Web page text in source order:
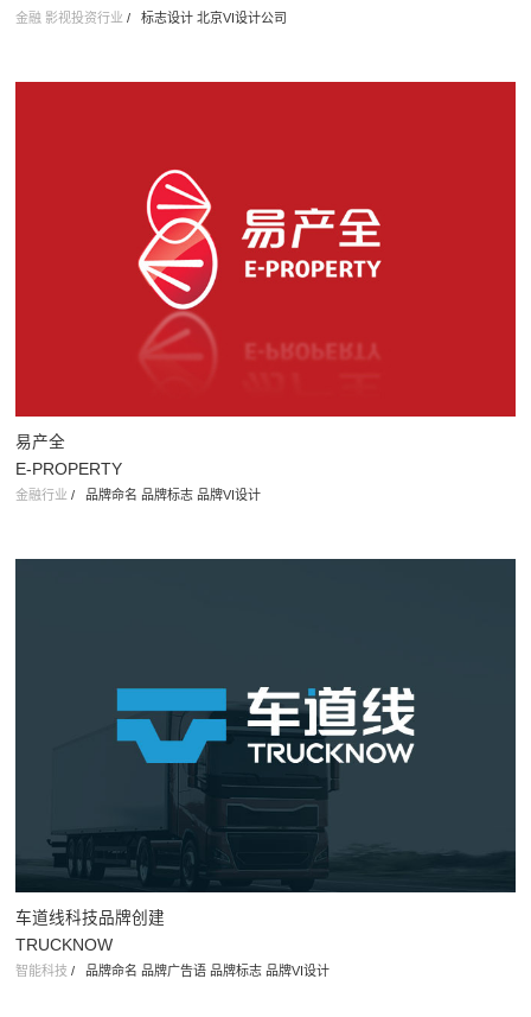
金融 影视投资行业 / 标志设计 北京VI设计公司
易产全
E-PROPERTY
金融行业 / 品牌命名 品牌标志 品牌VI设计
车道线科技品牌创建
TRUCKNOW
智能科技 / 品牌命名 品牌广告语 品牌标志 品牌VI设计